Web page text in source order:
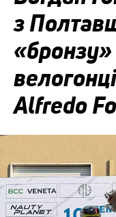
з
Alfredo